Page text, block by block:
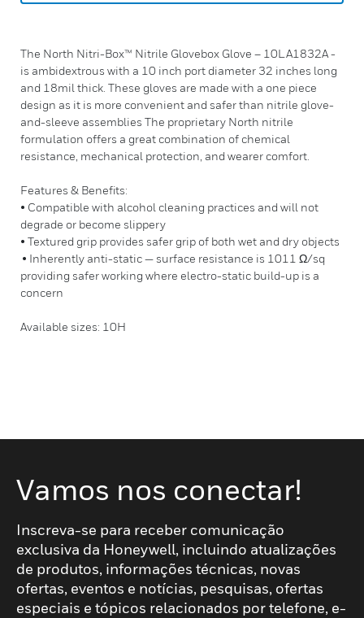
The North Nitri-Box™ Nitrile Glovebox Glove – 10LA1832A -
is ambidextrous with a 10 inch port diameter 32 inches long
and 18mil thick. These gloves are made with a one piece
design as it is more convenient and safer than nitrile glove-
and-sleeve assemblies The proprietary North nitrile
formulation offers a great combination of chemical
resistance, mechanical protection, and wearer comfort.
Features & Benefits:
• Compatible with alcohol cleaning practices and will not
degrade or become slippery
• Textured grip provides safer grip of both wet and dry objects
• Inherently anti-static — surface resistance is 1011 Ω/sq
providing safer working where electro-static build-up is a
concern
Available sizes: 10H
Vamos nos conectar!
Inscreva-se para receber comunicação
exclusiva da Honeywell, incluindo atualizações
de produtos, informações técnicas, novas
ofertas, eventos e notícias, pesquisas, ofertas
especiais e tópicos relacionados por telefone, e-